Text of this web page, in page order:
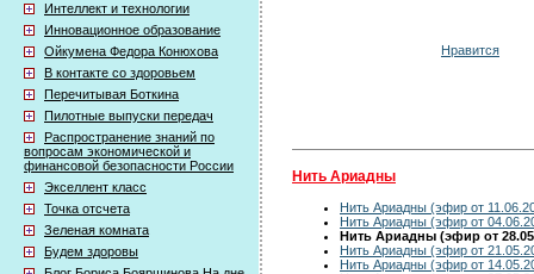
Интеллект и технологии
Инновационное образование
Ойкумена Федора Конюхова
В контакте со здоровьем
Перечитывая Боткина
Пилотные выпуски передач
Распространение знаний по
вопросам экономической и
финансовой безопасности России
Экселлент класс
Точка отсчета
Зеленая комната
Будем здоровы
Нравится
Нить Ариадны
Нить Ариадны (эфир от
Нить Ариадны (эфир от
Нить Ариадны (эфир от
Нить Ариадны (эфир от
Нить Ариадны (эфир от